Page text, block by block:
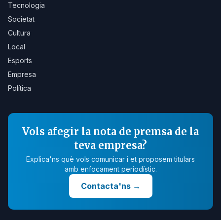
Tecnologia
Societat
Cultura
Local
Esports
Empresa
Política
Vols afegir la nota de premsa de la
teva empresa?
Explica'ns què vols comunicar i et proposem titulars
amb enfocament periodístic.
Contacta'ns→